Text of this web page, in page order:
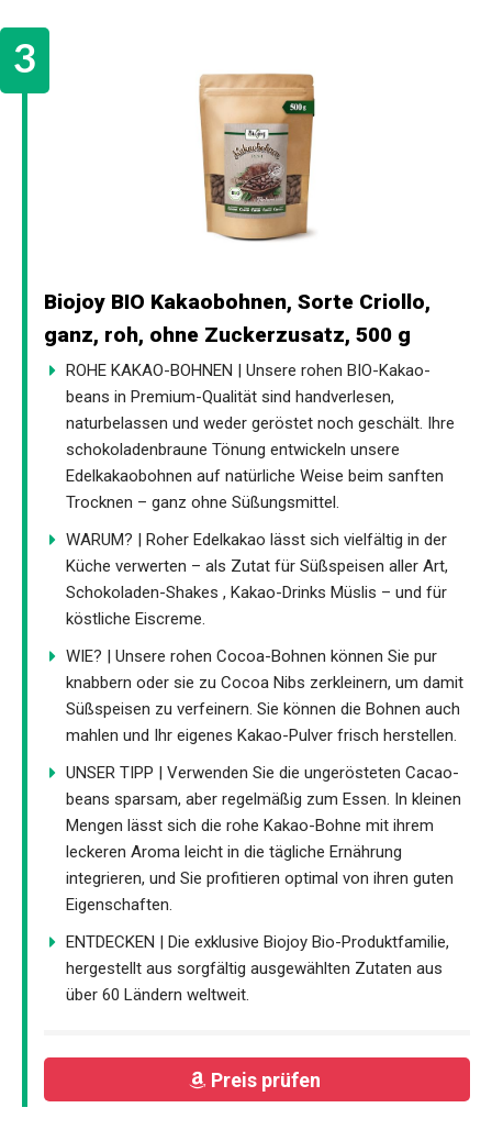
Biojoy BIO Kakaobohnen, Sorte Criollo,
ganz, roh, ohne Zuckerzusatz, 500 g
ROHE KAKAO-BOHNEN | Unsere rohen BIO-Kakao-
beans in Premium-Qualität sind handverlesen,
naturbelassen und weder geröstet noch geschält. Ihre
schokoladenbraune Tönung entwickeln unsere
Edelkakaobohnen auf natürliche Weise beim sanften
Trocknen – ganz ohne Süßungsmittel.
WARUM? | Roher Edelkakao lässt sich vielfältig in der
Küche verwerten – als Zutat für Süßspeisen aller Art,
Schokoladen-Shakes , Kakao-Drinks Müslis – und für
köstliche Eiscreme.
WIE? | Unsere rohen Cocoa-Bohnen können Sie pur
knabbern oder sie zu Cocoa Nibs zerkleinern, um damit
Süßspeisen zu verfeinern. Sie können die Bohnen auch
mahlen und Ihr eigenes Kakao-Pulver frisch herstellen.
UNSER TIPP | Verwenden Sie die ungerösteten Cacao-
beans sparsam, aber regelmäßig zum Essen. In kleinen
Mengen lässt sich die rohe Kakao-Bohne mit ihrem
leckeren Aroma leicht in die tägliche Ernährung
integrieren, und Sie profitieren optimal von ihren guten
Eigenschaften.
ENTDECKEN | Die exklusive Biojoy Bio-Produktfamilie,
hergestellt aus sorgfältig ausgewählten Zutaten aus
über 60 Ländern weltweit.
Preis prüfen